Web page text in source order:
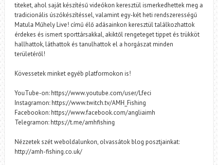
titeket, ahol saját készítésű videókon keresztül ismerkedhettek meg a
tradicionális úszókészítéssel, valamint egy-két heti rendszerességű
Matula Műhely Live! című élő adásainkon keresztül találkozhattok
érdekes és ismert sporttársakkal, akiktől rengeteget tippet és trükköt
hallhattok, láthattok és tanulhattok el a horgászat minden
területéről!
Kövessetek minket egyéb platformokon is!
YouTube-on: https://www.youtube.com/user/Lfeci
Instagramon: https://www.twitch.tv/AMH_Fishing
Facebookon: https://www.facebook.com/angliaimh
Telegramon: https://t.me/amhfishing
Nézzetek szét weboldalunkon, olvassátok blog posztjainkat:
http://amh-fishing.co.uk/